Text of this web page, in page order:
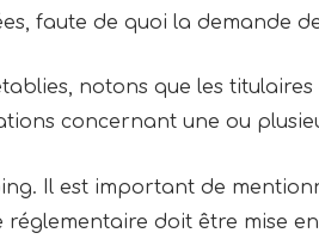
faute de quoi la demande
notons que les
concernant une ou
Il est important de
réglementaire doit être mise